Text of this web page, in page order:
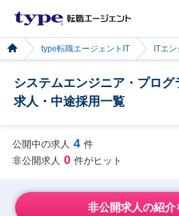
type転職エージェントIT ITエ
システムエンジニア・プログ
求人・中途採用一覧
公開中の求人 4 件
非公開求人 0 件がヒット
非公開求人の紹介